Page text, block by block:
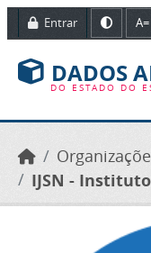
Ir para o conteúdo
Entrar A=
DADOS
DO ESTADO DO
IJSN -